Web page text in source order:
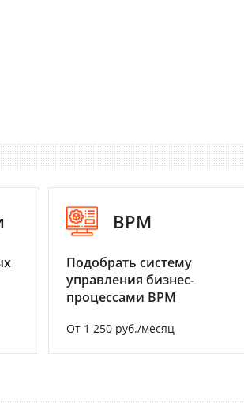
BPM
Подобрать систему
управления бизнес-
процессами BPM
От 1 250 руб./месяц